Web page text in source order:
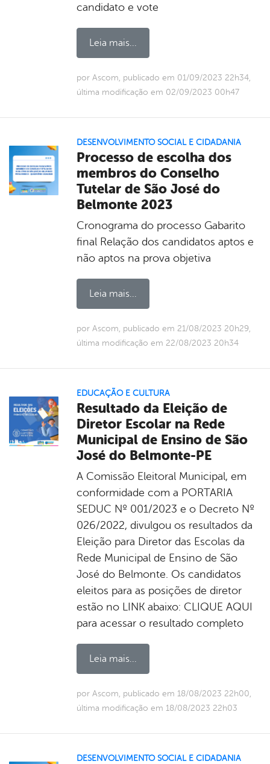
candidato e vote
Leia mais...
por Ascom, publicado em 01/09/2023 22h34,
última modificação em 02/09/2023 00h47
DESENVOLVIMENTO SOCIAL E CIDADANIA
Processo de escolha dos
membros do Conselho
Tutelar de São José do
Belmonte 2023
Cronograma do processo Gabarito
final Relação dos candidatos aptos e
não aptos na prova objetiva
Leia mais...
por Ascom, publicado em 21/08/2023 20h29,
última modificação em 22/08/2023 20h34
EDUCAÇÃO E CULTURA
Resultado da Eleição de
Diretor Escolar na Rede
Municipal de Ensino de São
José do Belmonte-PE
A Comissão Eleitoral Municipal, em
conformidade com a PORTARIA
SEDUC Nº 001/2023 e o Decreto Nº
026/2022, divulgou os resultados da
Eleição para Diretor das Escolas da
Rede Municipal de Ensino de São
José do Belmonte. Os candidatos
eleitos para as posições de diretor
estão no LINK abaixo: CLIQUE AQUI
para acessar o resultado completo
Leia mais...
por Ascom, publicado em 18/08/2023 22h00,
última modificação em 18/08/2023 22h03
DESENVOLVIMENTO SOCIAL E CIDADANIA